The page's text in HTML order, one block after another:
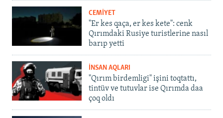
CEMİYET
"Er kes qaça, er kes kete": cenk
Qırımdaki Rusiye turistlerine nasıl
barıp yetti
İNSAN AQLARI
"Qırım birdemligi" işini toqtattı,
tintüv ve tutuvlar ise Qırımda daa
çoq oldı